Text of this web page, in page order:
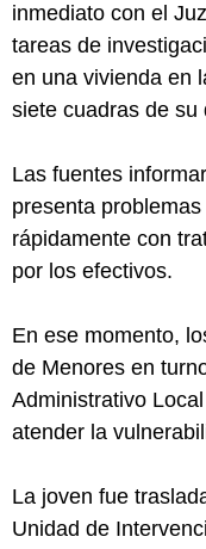
inmediato con el
tareas de
en una vivienda en
siete cuadras de su
Las fuentes
presenta
rápidamente con
por los efectivos.
En ese momento,
de Menores en
Administrativo
atender la
La joven fue
Unidad de